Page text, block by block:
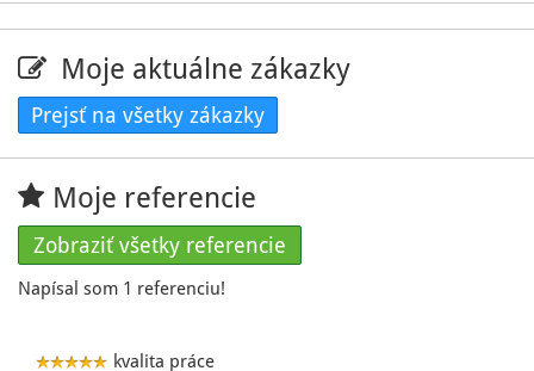
Moje aktuálne zákazky
Prejsť na všetky zákazky
Moje referencie
Zobraziť všetky referencie
Napísal som 1 referenciu!
kvalita práce